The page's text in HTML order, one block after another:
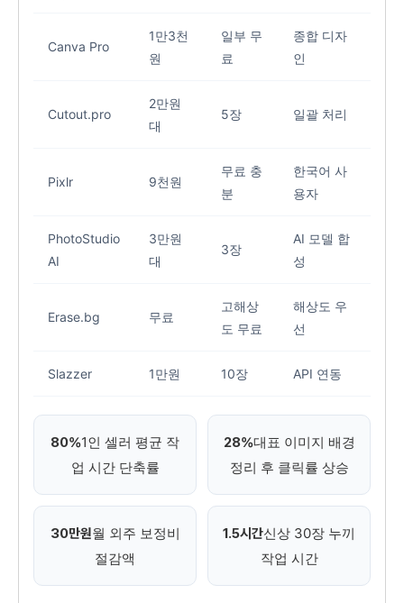
Canva Pro
1만3천
원
일부 무
료
종합 디자
인
Cutout.pro
2만원
대
5장 일괄 처리
Pixlr 9천원
무료 충
분
한국어 사
용자
PhotoStudio
AI
3만원
대
3장
AI 모델 합
성
Erase.bg 무료
고해상
도 무료
해상도 우
선
Slazzer 1만원 10장 API 연동
80%1인 셀러 평균 작
업 시간 단축률
28%대표 이미지 배경
정리 후 클릭률 상승
30만원월 외주 보정비
절감액
1.5시간신상 30장 누끼
작업 시간